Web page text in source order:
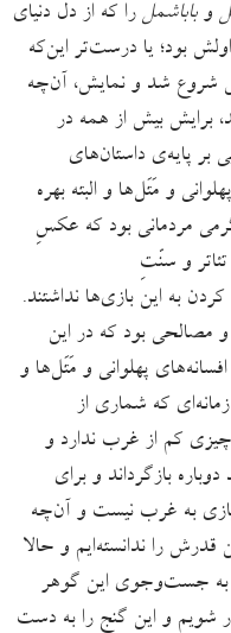
وباباشمل را که از دل دنیای
بود؛ یا درست‌تر این‌که
شروع شد و نمایش، آن‌چه
برایش بیش از همه در
بر پایه‌ی داستان‌های
و مَتَل‌ها و البته بهره‌
مردمانی بود که عکسِ
و سنّتِ
به این بازی‌ها نداشتند.
مصالحی بود که در این
پهلوانی و مَتَل‌ها و
که شماری از
کم از غرب ندارد و
بازگرداند و برای
به غرب نیست و آن‌چه
را ندانسته‌ایم و حالا
و به جست‌وجوی این گوهر
شویم و این گنج را به دست